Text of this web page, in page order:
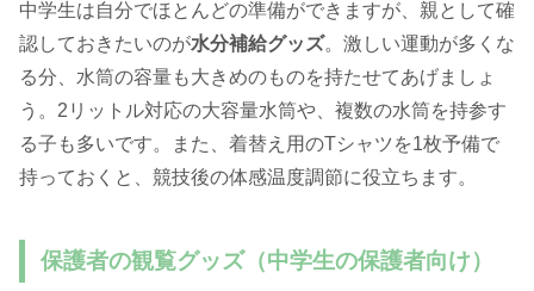
中学生は自分でほとんどの準備ができますが、親として確
認しておきたいのが水分補給グッズ。激しい運動が多くな
る分、水筒の容量も大きめのものを持たせてあげましょ
う。2リットル対応の大容量水筒や、複数の水筒を持参す
る子も多いです。また、着替え用のTシャツを1枚予備で
持っておくと、競技後の体感温度調節に役立ちます。
保護者の観覧グッズ（中学生の保護者向け）